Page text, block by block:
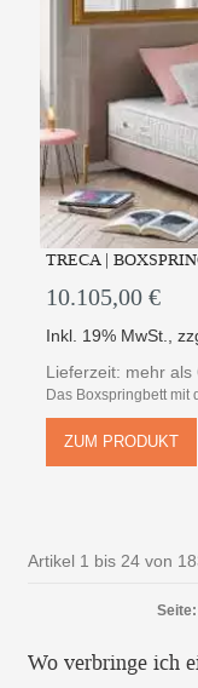
TRECA |
10.105,00 €
Inkl. 19% MwSt. ,
Lieferzeit: mehr als
Das Boxspringbett mit
ZUM PRODUKT
Artikel 1 bis 24 von
Seite:
Wo verbringe ich